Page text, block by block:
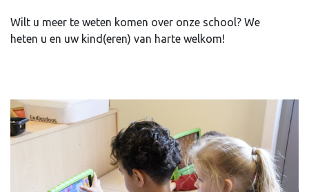
Wilt u meer te weten komen over onze school? We
heten u en uw kind(eren) van harte welkom!